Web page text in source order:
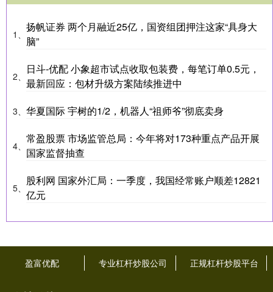
1、
扬帆证券 两个月融近25亿，国资组团押注这家“具身大
脑”
2、
日斗-优配 小象超市试点收取包装费，每笔订单0.5元，
最新回应：包材升级方案陆续推进中
3、 华夏国际 宇树的1/2，机器人“祖师爷”彻底卖身
4、
常盈股票 市场监管总局：今年将对173种重点产品开展
国家监督抽查
5、
股利网 国家外汇局：一季度，我国经常账户顺差12821
亿元
盈富优配 专业杠杆炒股公司 正规杠杆炒股平台